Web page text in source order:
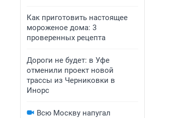
Как приготовить настоящее
мороженое дома: 3
проверенных рецепта
Дороги не будет: в Уфе
отменили проект новой
трассы из Черниковки в
Инорс
Всю Москву напугал